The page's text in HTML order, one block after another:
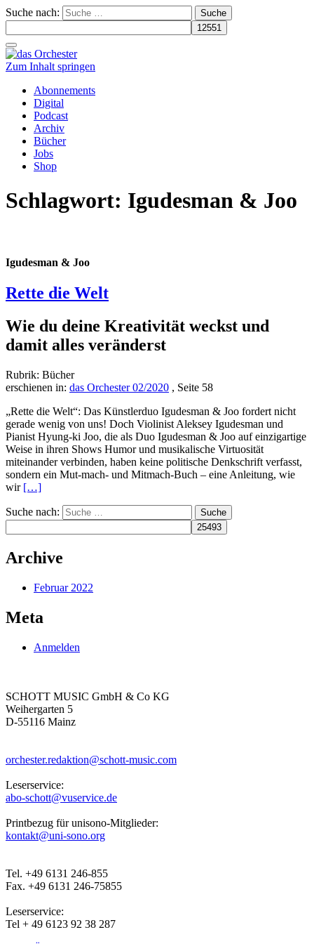
Suche nach:
Schalte
Navigation
Zum Inhalt springen
Abonnements
Digital
Podcast
Archiv
Bücher
Jobs
Shop
Schlagwort: Igudesman & Joo
Igudesman & Joo
Rette die Welt
Wie du deine Kreativität weckst und
damit alles veränderst
Rubrik: Bücher
erschienen in: das Orchester 02/2020 , Seite 58
„Rette die Welt“: Das Künstlerduo Igudesman & Joo fordert nicht
gerade wenig von uns! Doch Violinist Aleksey Igudesman und
Pianist Hyung-ki Joo, die als Duo Igudesman & Joo auf einzigartige
Weise in ihren Shows Humor und musikalische Virtuosität
miteinander verbinden, haben keine politische Denkschrift verfasst,
sondern ein Mut-mach- und Mitmach-Buch – eine Anleitung, wie
wir Read
about
Rette
die
Welt
[…]
Suche nach:
Archive
Februar 2022
Meta
Anmelden
SCHOTT MUSIC GmbH & Co KG
Weihergarten 5
D-55116 Mainz
orchester.redaktion@schott-music.com
Leserservice:
abo-schott@vuservice.de
Printbezug für unisono-Mitglieder:
kontakt@uni-sono.org
Tel. +49 6131 246-855
Fax. +49 6131 246-75855
Leserservice:
Tel + 49 6123 92 38 287